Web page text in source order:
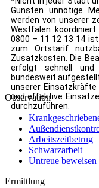
Gunsten unnötige
werden von unserer
Westfalen
0800 – 11 12 13 14
zum Ortstarif
Zusatzkosten. Die
erfolgt schnell und
bundesweit
unserer
und effektive
durchzuführen.
Observation
Arbeitszeitbetrug
Schwarzarbeit
Untreue beweisen
Ermittlung